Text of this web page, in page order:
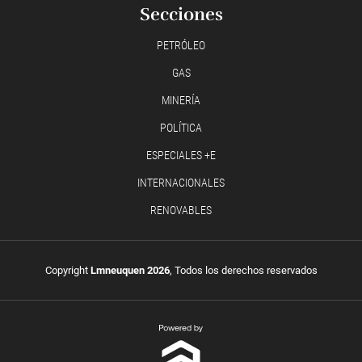
Secciones
PETRÓLEO
GAS
MINERÍA
POLÍTICA
ESPECIALES +E
INTERNACIONALES
RENOVABLES
Copyright Lmneuquen 2026, Todos los derechos reservados